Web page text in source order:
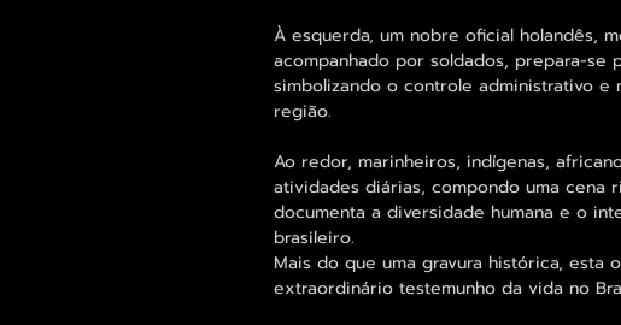
À esquerda, um nobre oficial holandês,
acompanhado por soldados, prepara-se
simbolizando o controle administrativo
região.
Ao redor, marinheiros, indígenas,
atividades diárias, compondo uma cena
documenta a diversidade humana e o
brasileiro.
Mais do que uma gravura histórica, esta
extraordinário testemunho da vida no